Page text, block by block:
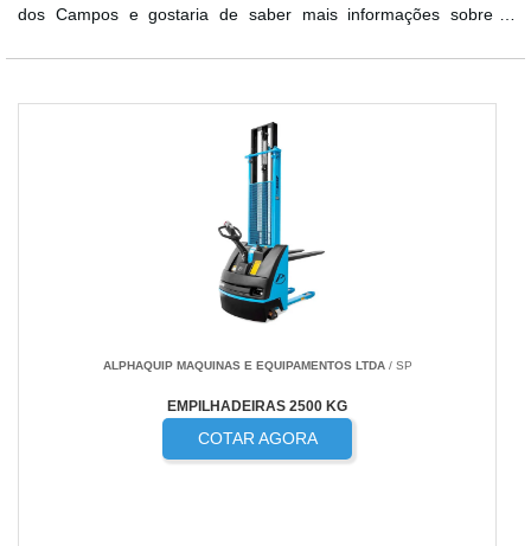
dos Campos e gostaria de saber mais informações sobre a
ALPHAQUIP MAQUINAS E EQUIPAMENTOS LTDA/ SP
EMPILHADEIRAS 2500 KG
COTAR AGORA